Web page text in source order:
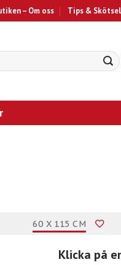
– Om oss Tips &
60 X 115 CM
Klicka på